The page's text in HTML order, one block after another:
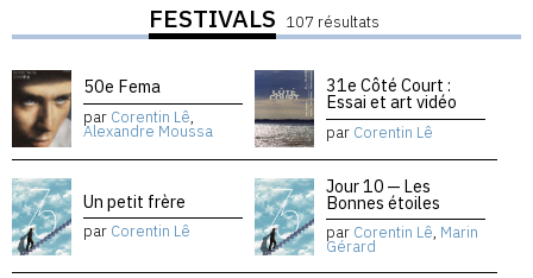
FESTIVALS 107 résultats
50e Fema
par Corentin Lê,
Alexandre Moussa
31e Côté Court :
Essai et art vidéo
par Corentin Lê
Un petit frère
par Corentin Lê
Jour 10 — Les
Bonnes étoiles
par Corentin Lê, Marin
Gérard